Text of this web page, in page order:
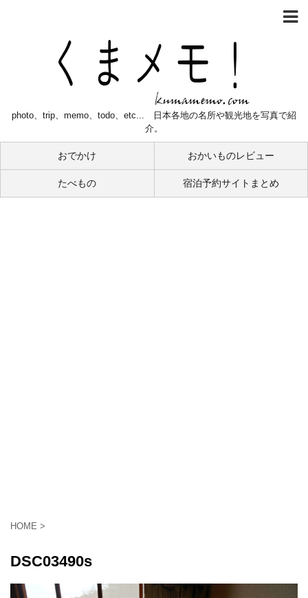
photo、trip、memo、todo、etc... 日本各地の名所や観光地を写真で紹
介。
おでかけ おかいものレビュー
たべもの 宿泊予約サイトまとめ
HOME >
DSC03490s